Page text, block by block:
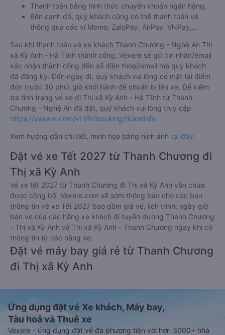
Thanh toán bằng hình thức chuyển khoản ngân hàng.
Bên cạnh đó, quý khách cũng có thể thanh toán vé
thông qua các ví Momo, ZaloPay, AirPay, VNPay,…
Sau khi thanh toán vé xe khách Thanh Chương - Nghệ An Thị
xã Kỳ Anh - Hà Tĩnh thành công, Vexere sẽ gửi tin nhắn/email
xác nhận thành công đến số điện thoại/email mà quý khách
đã đăng ký. Đến ngày đi, quý khách vui lòng có mặt tại điểm
đón trước 30 phút giờ khởi hành để chuẩn bị lên xe. Để kiểm
tra tình trạng vé xe đi Thị xã Kỳ Anh - Hà Tĩnh từ Thanh
Chương - Nghệ An đã đặt, quý khách vui lòng truy cập
https://vexere.com/vi-VN/booking/ticketinfo
Xem hướng dẫn chi tiết, minh họa bằng hình ảnh tại đây.
Đặt vé xe Tết 2027 từ Thanh Chương đi
Thị xã Kỳ Anh
Vé xe tết 2027 từ Thanh Chương đi Thị xã Kỳ Anh vẫn chưa
được công bố. Vexere.com sẽ sớm thông báo cho các bạn
thông tin vé xe Tết 2027 bao gồm giá vé, lịch trình, ngày giờ
bán vé của các hãng xe khách đi tuyến đường Thanh Chương
- Thị xã Kỳ Anh và Thị xã Kỳ Anh - Thanh Chương ngay khi có
thông tin từ các hãng xe.
Đặt vé máy bay giá rẻ từ Thanh Chương
đi Thị xã Kỳ Anh
Ứng dụng đặt vé Xe khách, Máy bay,
Tàu hoả và Thuê xe
Vexere - ứng dụng đặt vé đa phương tiện với hơn 3000+ nhà